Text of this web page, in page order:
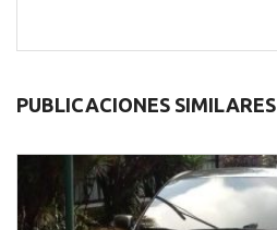
PUBLICACIONES SIMILARES